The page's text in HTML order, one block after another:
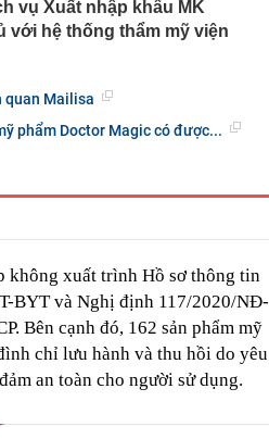
cảnh tượng "nổi da gà",
Đại học Ngoại ngữ
khỏi Iran
nằm ở cách quản trị
nộp khắc phục 5,7 tỷ
vụ Xuất nhập khẩu MK
với hệ thống thẩm mỹ viện
quan Mailisa
phẩm Doctor Magic có được...
không xuất trình Hồ sơ thông tin
BYT và Nghị định 117/2020/NĐ-
Bên cạnh đó, 162 sản phẩm mỹ
chỉ lưu hành và thu hồi do yêu
an toàn cho người sử dụng.